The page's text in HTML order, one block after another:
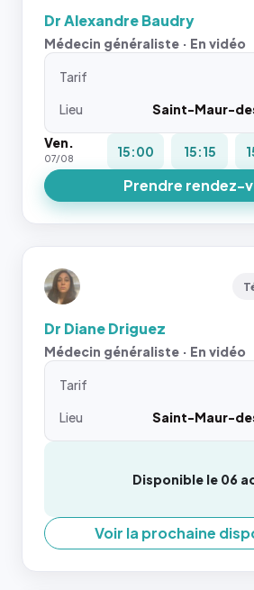
Dr Alexandre Baudry
Médecin généraliste · En vidéo
Tarif
Lieu
Saint-Maur-
Ven.
07/08 15:00 15:15
Prendre rendez-
Dr Diane Driguez
Médecin généraliste · En vidéo
Tarif
Lieu
Saint-Maur-
Disponible le 06
Voir la prochaine